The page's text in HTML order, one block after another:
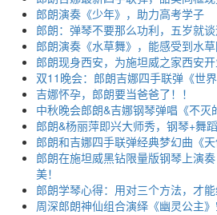
郎朗演奏《少年》，助力高考学子
郎朗：弹琴不要那么功利，五岁就
郎朗演奏《水草舞》，能感受到水
郎朗现身西安，为施坦威之家西安
双11晚会：郎朗吉娜四手联弹《世
吉娜怀孕，郎朗要当爸爸了！！
中秋晚会郎朗&吉娜钢琴弹唱《不灭
郎朗&杨丽萍即兴大师秀，钢琴+舞
郎朗和吉娜四手联弹经典梦幻曲《
郎朗在施坦威黑钻限量版钢琴上演
美！
郎朗学琴心得：用对三个方法，才能
周深郎朗神仙组合演绎《幽灵公主》